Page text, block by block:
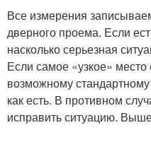
Все измерения
дверного проема. Если
насколько серьезная
Если самое «узкое»
возможному
как есть. В противном
исправить ситуацию.